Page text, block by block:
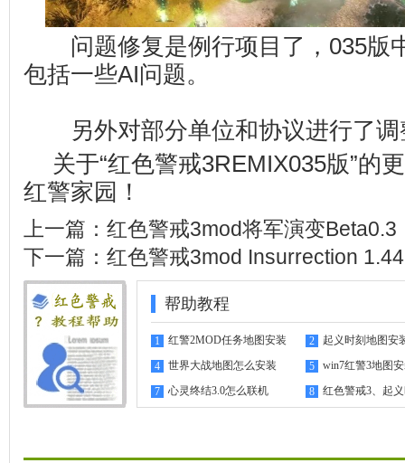
问题修复是例行项目了，035版
包括一些AI问题。
另外对部分单位和协议进行了调
关于“红色警戒3REMIX035版”的
红警家园 ！
上一篇： 红色警戒3mod将军演变Beta0.3
下一篇： 红色警戒3mod Insurrection 1.44
帮助教程
1
红警2MOD任务地图安装
指南
2 起义时刻地图安
4 世界大战地图怎么安装 5 win7红警3地图
7 心灵终结3.0怎么联机 8
红色警戒3、起